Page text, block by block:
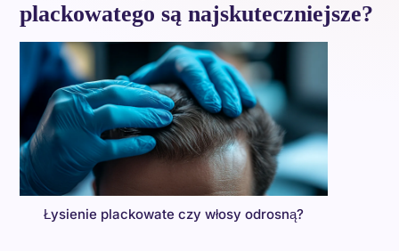
plackowatego są najskuteczniejsze?
Łysienie plackowate czy włosy odrosną?